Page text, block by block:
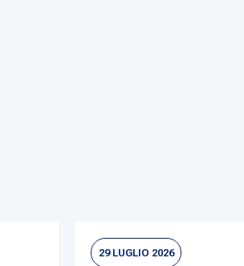
29 LUGLIO 2026